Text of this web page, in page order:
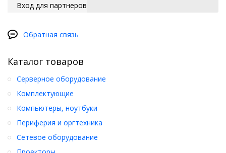
Вход для партнеров
Обратная связь
Каталог товаров
Серверное оборудование
Комплектующие
Компьютеры, ноутбуки
Периферия и оргтехника
Сетевое оборудование